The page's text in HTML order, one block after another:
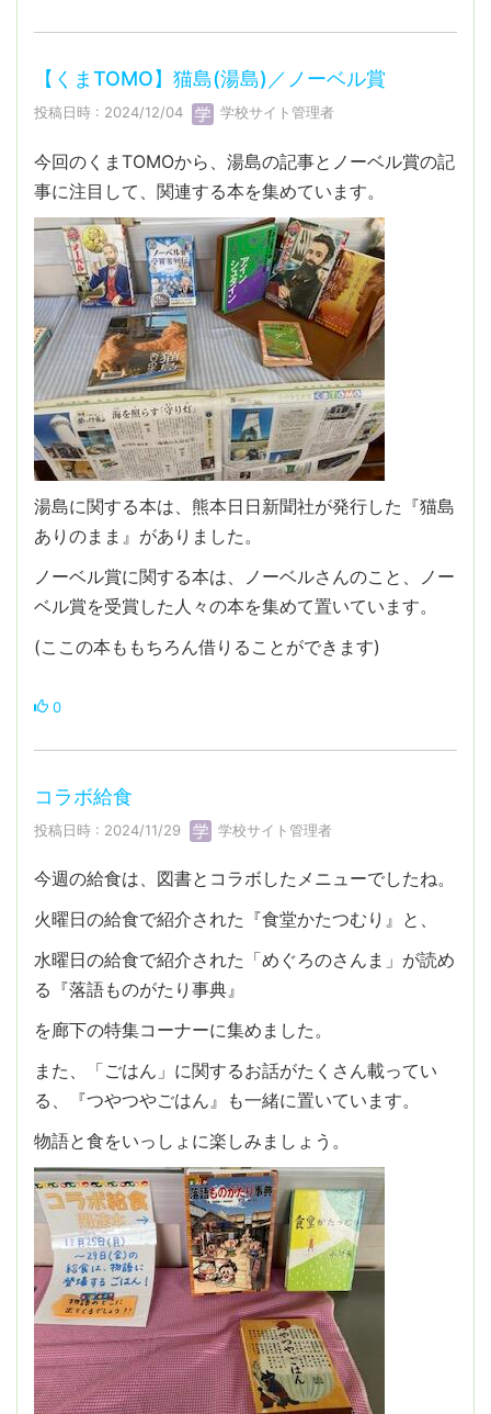
【くまTOMO】猫島(湯島)／ノーベル賞
投稿日時 : 2024/12/04 学校サイト管理者
今回のくまTOMOから、湯島の記事とノーベル賞の記
事に注目して、関連する本を集めています。
湯島に関する本は、熊本日日新聞社が発行した『猫島
ありのまま』がありました。
ノーベル賞に関する本は、ノーベルさんのこと、ノー
ベル賞を受賞した人々の本を集めて置いています。
(ここの本ももちろん借りることができます)
0
コラボ給食
投稿日時 : 2024/11/29 学校サイト管理者
今週の給食は、図書とコラボしたメニューでしたね。
火曜日の給食で紹介された『食堂かたつむり』と、
水曜日の給食で紹介された「めぐろのさんま」が読め
る『落語ものがたり事典』
を廊下の特集コーナーに集めました。
また、「ごはん」に関するお話がたくさん載ってい
る、『つやつやごはん』も一緒に置いています。
物語と食をいっしょに楽しみましょう。